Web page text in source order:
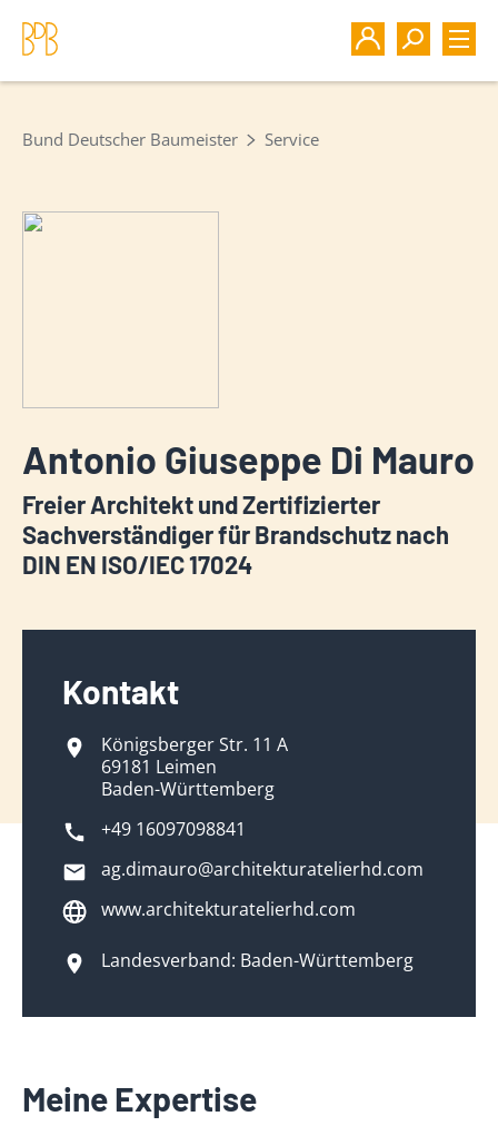
Bund Deutscher Baumeister Service
Antonio Giuseppe Di Mauro
Freier Architekt und Zertifizierter
Sachverständiger für Brandschutz nach
DIN EN ISO/IEC 17024
Kontakt
Königsberger Str. 11 A
69181 Leimen
Baden-Württemberg
+49 16097098841
ag.dimauro@architekturatelierhd.com
www.architekturatelierhd.com
Landesverband: Baden-Württemberg
Meine Expertise